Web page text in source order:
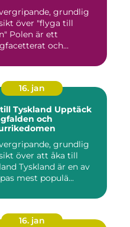
grundlig
över "flyga till
ett
och
16. jan
Upptäck
och
grundlig
över att åka till
är en av
mest populä...
16. jan